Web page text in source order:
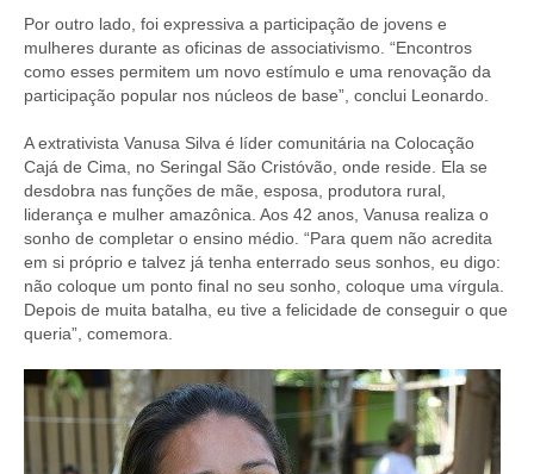
Por outro lado, foi expressiva a participação de jovens e
mulheres durante as oficinas de associativismo. “Encontros
como esses permitem um novo estímulo e uma renovação da
participação popular nos núcleos de base”, conclui Leonardo.
A extrativista Vanusa Silva é líder comunitária na Colocação
Cajá de Cima, no Seringal São Cristóvão, onde reside. Ela se
desdobra nas funções de mãe, esposa, produtora rural,
liderança e mulher amazônica. Aos 42 anos, Vanusa realiza o
sonho de completar o ensino médio. “Para quem não acredita
em si próprio e talvez já tenha enterrado seus sonhos, eu digo:
não coloque um ponto final no seu sonho, coloque uma vírgula.
Depois de muita batalha, eu tive a felicidade de conseguir o que
queria”, comemora.